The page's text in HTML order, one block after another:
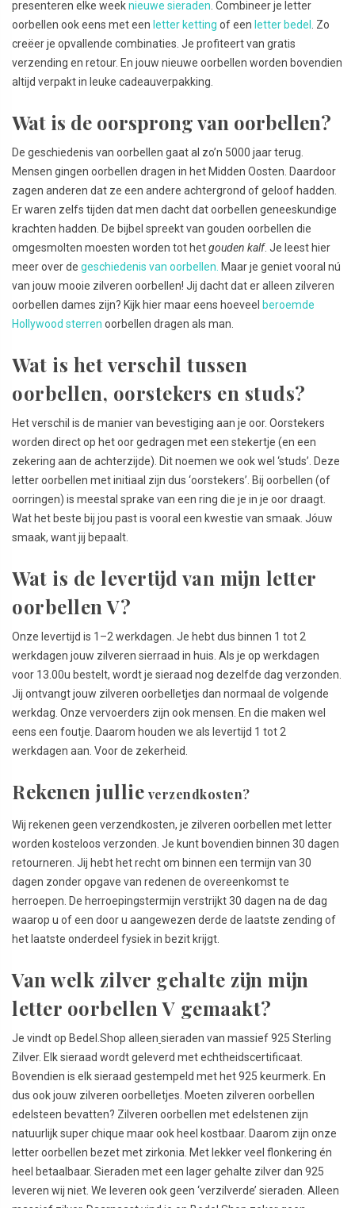
presenteren elke weeknieuwe sieraden . Combineer je letter
oorbellen ook eens met een letter ketting of een letter bedel
. Zo
creëer je opvallende combinaties. Je profiteert van gratis
verzending en retour. En jouw nieuwe oorbellen worden bovendien
altijd verpakt in leuke cadeauverpakking.
Wat is de oorsprong van oorbellen?
De geschiedenis van oorbellen gaat al zo’n 5000 jaar terug.
Mensen gingen oorbellen dragen in het Midden Oosten. Daardoor
zagen anderen dat ze een andere achtergrond of geloof hadden.
Er waren zelfs tijden dat men dacht dat oorbellen geneeskundige
krachten hadden. De bijbel spreekt van gouden oorbellen die
omgesmolten moesten worden tot hetgouden kalf. Je leest hier
meer over de geschiedenis van oorbellen. Maar je geniet vooral nú
van jouw mooie zilveren oorbellen! Jij dacht dat er alleen zilveren
oorbellen dames zijn? Kijk hier maar eens hoeveel beroemde
Hollywood sterren oorbellen dragen als man.
Wat is het verschil tussen
oorbellen, oorstekers en studs?
Het verschil is de manier van bevestiging aan je oor. Oorstekers
worden direct op het oor gedragen met een stekertje (en een
zekering aan de achterzijde). Dit noemen we ook wel ‘studs’. Deze
letter oorbellen met initiaal zijn dus ‘oorstekers’. Bij oorbellen (of
oorringen) is meestal sprake van een ring die je in je oor draagt.
Wat het beste bij jou past is vooral een kwestie van smaak. Jóuw
smaak, want jij bepaalt.
Wat is de levertijd van mijn letter
oorbellen V?
Onze levertijd is 1–2 werkdagen. Je hebt dus binnen 1 tot 2
werkdagen jouw zilveren sierraad in huis. Als je op werkdagen
voor 13.00u bestelt, wordt je sieraad nog dezelfde dag verzonden.
Jij ontvangt jouw zilveren oorbelletjes dan normaal de volgende
werkdag. Onze vervoerders zijn ook mensen. En die maken wel
eens een foutje. Daarom houden we als levertijd 1 tot 2
werkdagen aan. Voor de zekerheid.
Rekenen jullie verzendkosten?
Wij rekenen geen verzendkosten, je zilveren oorbellen met letter
worden kosteloos verzonden. Je kunt bovendien binnen 30 dagen
retourneren. Jij hebt het recht om binnen een termijn van 30
dagen zonder opgave van redenen de overeenkomst te
herroepen. De herroepingstermijn verstrijkt 30 dagen na de dag
waarop u of een door u aangewezen derde de laatste zending of
het laatste onderdeel fysiek in bezit krijgt.
Van welk zilver gehalte zijn mijn
letter oorbellen V gemaakt?
Je vindt op Bedel.Shop alleen sieraden van massief 925 Sterling
Zilver. Elk sieraad wordt geleverd met echtheidscertificaat.
Bovendien is elk sieraad gestempeld met het 925 keurmerk. En
dus ook jouw zilveren oorbelletjes. Moeten zilveren oorbellen
edelsteen bevatten? Zilveren oorbellen met edelstenen zijn
natuurlijk super chique maar ook heel kostbaar. Daarom zijn onze
letter oorbellen bezet met zirkonia. Met lekker veel flonkering én
heel betaalbaar. Sieraden met een lager gehalte zilver dan 925
leveren wij niet. We leveren ook geen ‘verzilverde’ sieraden. Alleen